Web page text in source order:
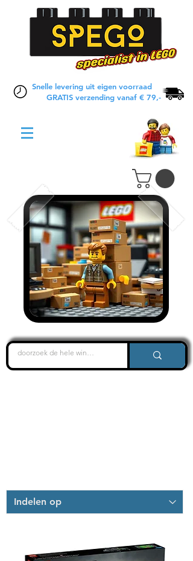
Snelle levering uit eigen voorraad
GRATIS verzending vanaf € 79,-